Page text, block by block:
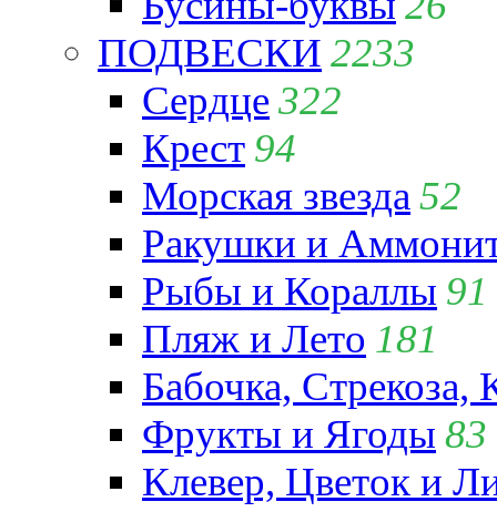
ПОДВЕСКИ 2233
Сердце322
Крест 94
Морская звезда 52
Ракушки и
Рыбы и Кораллы 91
Пляж и Лето 181
Бабочка,
Фрукты и Ягоды 83
Клевер, Цветок и